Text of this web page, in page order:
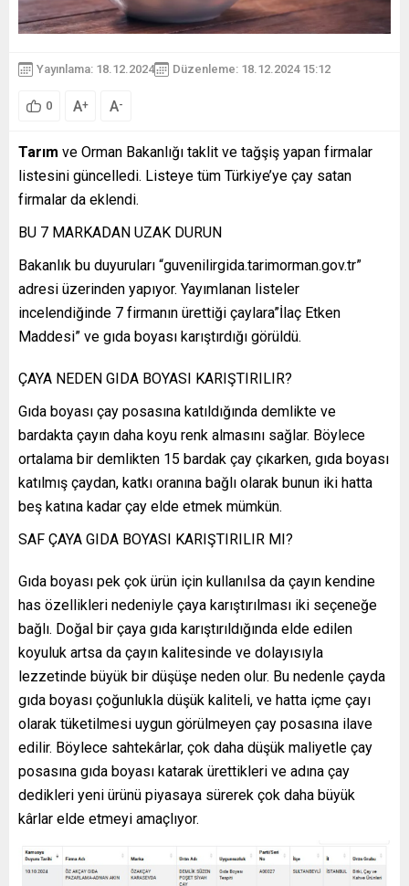
Yayınlama: 18.12.2024 Düzenleme: 18.12.2024 15:12
0 A+ A-
Tarım ve Orman Bakanlığı taklit ve tağşiş yapan firmalar
listesini güncelledi. Listeye tüm Türkiye’ye çay satan
firmalar da eklendi.
BU 7 MARKADAN UZAK DURUN
Bakanlık bu duyuruları “guvenilirgida.tarimorman.gov.tr”
adresi üzerinden yapıyor. Yayımlanan listeler
incelendiğinde 7 firmanın ürettiği çaylara”İlaç Etken
Maddesi” ve gıda boyası karıştırdığı görüldü.
ÇAYA NEDEN GIDA BOYASI KARIŞTIRILIR?
Gıda boyası çay posasına katıldığında demlikte ve
bardakta çayın daha koyu renk almasını sağlar. Böylece
ortalama bir demlikten 15 bardak çay çıkarken, gıda boyası
katılmış çaydan, katkı oranına bağlı olarak bunun iki hatta
beş katına kadar çay elde etmek mümkün.
SAF ÇAYA GIDA BOYASI KARIŞTIRILIR MI?
Gıda boyası pek çok ürün için kullanılsa da çayın kendine
has özellikleri nedeniyle çaya karıştırılması iki seçeneğe
bağlı. Doğal bir çaya gıda karıştırıldığında elde edilen
koyuluk artsa da çayın kalitesinde ve dolayısıyla
lezzetinde büyük bir düşüşe neden olur. Bu nedenle çayda
gıda boyası çoğunlukla düşük kaliteli, ve hatta içme çayı
olarak tüketilmesi uygun görülmeyen çay posasına ilave
edilir. Böylece sahtekârlar, çok daha düşük maliyetle çay
posasına gıda boyası katarak ürettikleri ve adına çay
dedikleri yeni ürünü piyasaya sürerek çok daha büyük
kârlar elde etmeyi amaçlıyor.